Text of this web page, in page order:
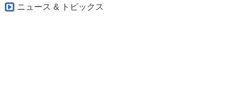
ニュース & トピックス